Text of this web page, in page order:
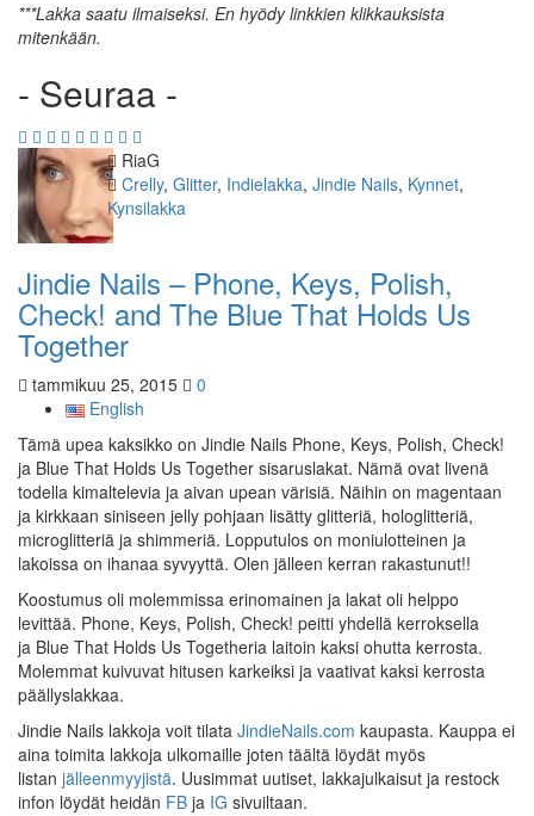
***Lakka saatu ilmaiseksi. En hyödy linkkien klikkauksista
mitenkään.
- Seuraa -
Kirjoittaja
RiaG
Kategoriat
Crelly, Glitter, Indielakka, Jindie Nails, Kynnet,
Kynsilakka
Jindie Nails – Phone, Keys, Polish,
Check! and The Blue That Holds Us
Together
tammikuu 25, 2015
0
English
Tämä upea kaksikko on Jindie Nails Phone, Keys, Polish, Check!
ja Blue That Holds Us Together sisaruslakat. Nämä ovat livenä
todella kimaltelevia ja aivan upean värisiä. Näihin on magentaan
ja kirkkaan siniseen jelly pohjaan lisätty glitteriä, hologlitteriä,
microglitteriä ja shimmeriä. Lopputulos on moniulotteinen ja
lakoissa on ihanaa syvyyttä. Olen jälleen kerran rakastunut!!
Koostumus oli molemmissa erinomainen ja lakat oli helppo
levittää. Phone, Keys, Polish, Check! peitti yhdellä kerroksella
ja Blue That Holds Us Togetheria laitoin kaksi ohutta kerrosta.
Molemmat kuivuvat hitusen karkeiksi ja vaativat kaksi kerrosta
päällyslakkaa.
Jindie Nails lakkoja voit tilata JindieNails.com kaupasta. Kauppa ei
aina toimita lakkoja ulkomaille joten täältä löydät myös
listan jälleenmyyjistä. Uusimmat uutiset, lakkajulkaisut ja restock
infon löydät heidän FB ja IG sivuiltaan.